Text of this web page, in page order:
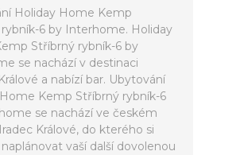
Holiday Home Kemp
6 by Interhome. Holiday
Stříbrný rybník-6 by
se nachází v destinaci
a nabízí bar. Ubytování
Kemp Stříbrný rybník-6
se nachází ve českém
Králové, do kterého si
vaší další dovolenou